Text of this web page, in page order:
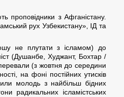
проповідники з Афганістану.
рух Узбекистану», ІД та
не плутати з ісламом) до
(Душанбе, Худжант, Бохтар /
перевали (з жовтня до середини
на фоні постійних утисків
молодь з найбільш бідних
радикальних ісламістських